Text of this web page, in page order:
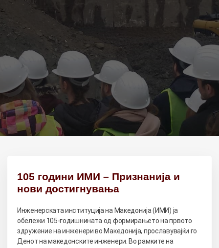
105 години ИМИ – Признанија и
нови достигнувања
Инженерската институција на Македонија (ИМИ) ја
обележи 105-годишнината од формирањето на првото
здружение на инженери во Македонија, прославувајќи го
Денот на македонските инженери. Во рамките на